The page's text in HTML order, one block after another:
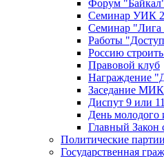
Форум
Семинар УИК
Семинар
Работы
Россию
Правовой клуб
Награждение
Заседание МИК
Диспут 9 или 11
День молодого
Главный Закон
Политические партии
Государственная